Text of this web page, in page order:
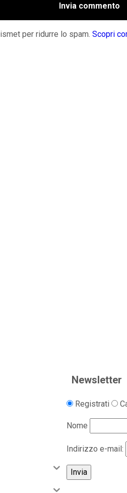
per ridurre lo spam. Scopri
Newsletter
Registrati
Nome
Indirizzo e-mail: